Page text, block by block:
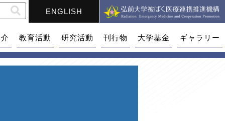
ENGLISH
教育活動 研究活動 刊行物 大学基金 ギャラリー